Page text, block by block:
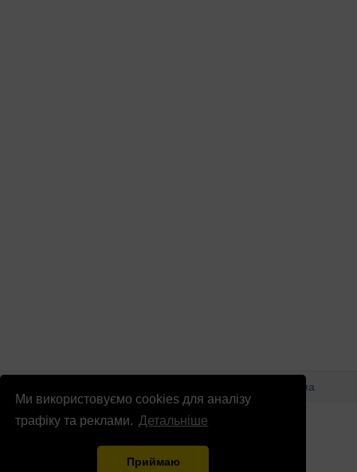
Ми використовуємо cookies для аналізу
трафіку та реклами. Детальніше
Приймаю
Реклама
info@patrioty.org.ua